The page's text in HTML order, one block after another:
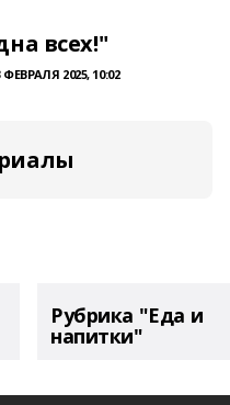
всех!"
ФЕВРАЛЯ 2025, 10:02
Рубрика "Еда и
напитки"